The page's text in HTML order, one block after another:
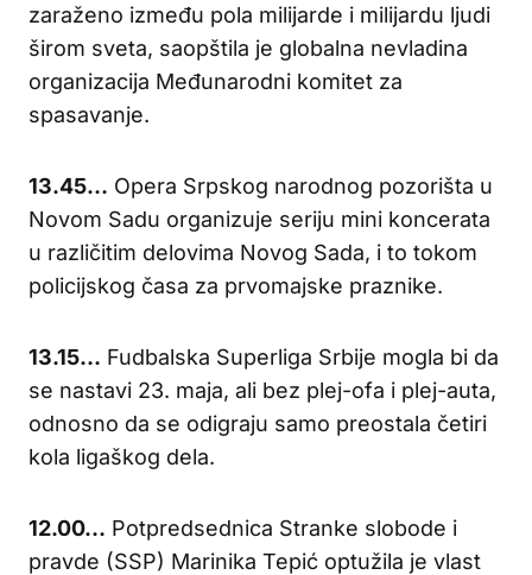
zaraženo između pola milijarde i milijardu ljudi
širom sveta, saopštila je globalna nevladina
organizacija Međunarodni komitet za
spasavanje.
13.45… Opera Srpskog narodnog pozorišta u
Novom Sadu organizuje seriju mini koncerata
u različitim delovima Novog Sada, i to tokom
policijskog časa za prvomajske praznike.
13.15… Fudbalska Superliga Srbije mogla bi da
se nastavi 23. maja, ali bez plej-ofa i plej-auta,
odnosno da se odigraju samo preostala četiri
kola ligaškog dela.
12.00… Potpredsednica Stranke slobode i
pravde (SSP) Marinika Tepić optužila je vlast